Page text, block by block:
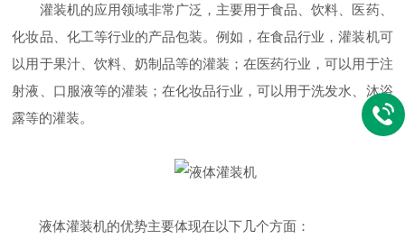
灌装机的应用领域非常广泛，主要用于食品、饮料、医药、
化妆品、化工等行业的产品包装。例如，在食品行业，灌装机可
以用于果汁、饮料、奶制品等的灌装；在医药行业，可以用于注
射液、口服液等的灌装；在化妆品行业，可以用于洗发水、沐浴
露等的灌装。
液体灌装机的优势主要体现在以下几个方面：